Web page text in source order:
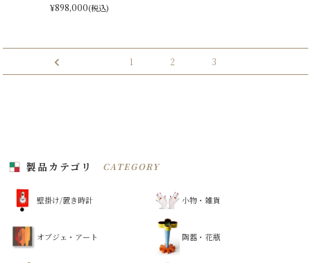
¥898,000(税込)
シ
ョ
ン
1 2 3
製品カテゴリ CATEGORY
壁掛け/置き時計 小物・雑貨
オブジェ・アート 陶器・花瓶